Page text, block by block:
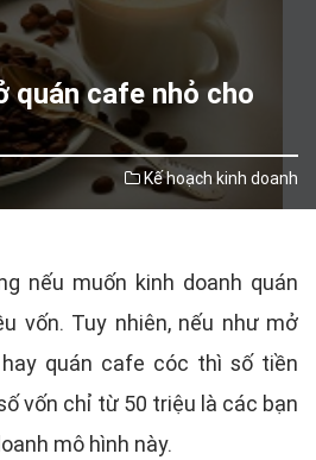
quán cafe nhỏ cho
Kế hoạch kinh doanh
nếu muốn kinh doanh quán
vốn. Tuy nhiên, nếu như mở
quán cafe cóc thì số tiền
vốn chỉ từ 50 triệu là các bạn
mô hình này.